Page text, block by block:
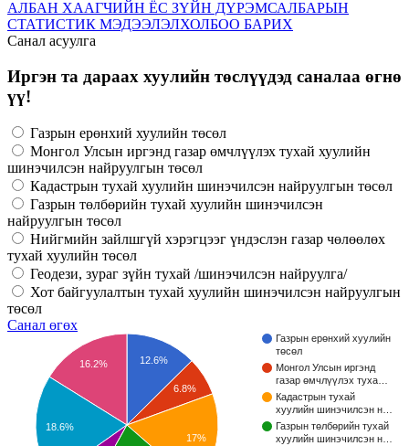
АЛБАН ХААГЧИЙН ЁС ЗҮЙН ДҮРЭМСАЛБАРЫН
СТАТИСТИК МЭДЭЭЛЭЛХОЛБОО БАРИХ
Санал асуулга
Иргэн та дараах хуулийн төслүүдэд саналаа өгнө
үү!
Газрын ерөнхий хуулийн төсөл
Монгол Улсын иргэнд газар өмчлүүлэх тухай хуулийн
шинэчилсэн найруулгын төсөл
Кадастрын тухай хуулийн шинэчилсэн найруулгын төсөл
Газрын төлбөрийн тухай хуулийн шинэчилсэн
найруулгын төсөл
Нийгмийн зайлшгүй хэрэгцээг үндэслэн газар чөлөөлөх
тухай хуулийн төсөл
Геодези, зураг зүйн тухай /шинэчилсэн найруулга/
Хот байгуулалтын тухай хуулийн шинэчилсэн найруулгын
төсөл
Санал өгөх
Газрын ерөнхий хуулийн
төсөл
Монгол Улсын иргэнд
газар өмчлүүлэх туха…
Кадастрын тухай
хуулийн шинэчилсэн н…
Газрын төлбөрийн тухай
хуулийн шинэчилсэн н…
12.6%
6.8%
17%
16.2%
18.6%